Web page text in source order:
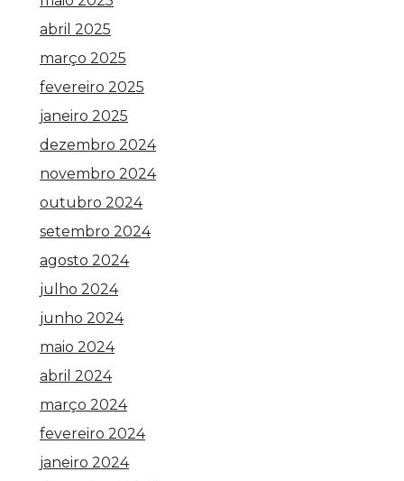
abril 2025
março 2025
fevereiro 2025
janeiro 2025
dezembro 2024
novembro 2024
outubro 2024
setembro 2024
agosto 2024
julho 2024
junho 2024
maio 2024
abril 2024
março 2024
fevereiro 2024
janeiro 2024